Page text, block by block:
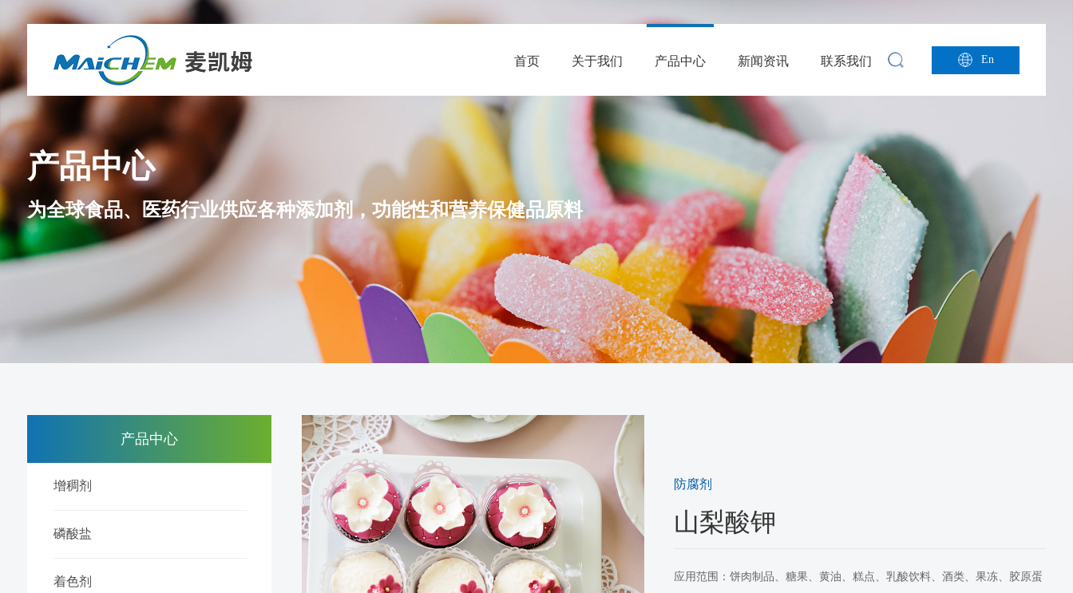
首页 关于我们 产品中心 新闻资讯 联系我们 En
产品中心
为全球食品、医药行业供应各种添加剂，功能性和营养保健品原料
产品中心
增稠剂
磷酸盐
着色剂
防腐剂
山梨酸钾
应用范围：饼肉制品、糖果、黄油、糕点、乳酸饮料、酒类、果冻、胶原蛋